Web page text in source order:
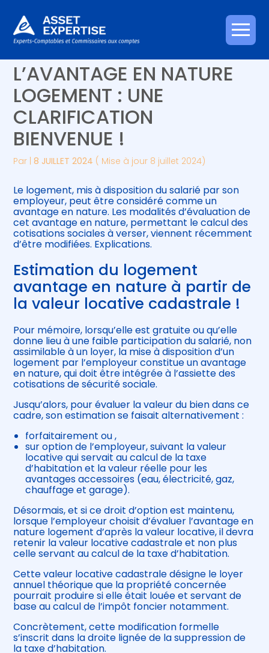
Aller
au
Créer et reprendre une activité
Gérer votre quotidien
Piloter votre entreprise
Développer votre entreprise
Construire votre patrimoine
Être prêt pour la facturation
électronique
Piloter votre gestion
Suivre votre comptabilité
Gérer vos ressources humaines
ESTIMATION DE
L’AVANTAGE EN NATURE
LOGEMENT : UNE
CLARIFICATION
BIENVENUE !
Par |8 JUILLET 2024 ( Mise à jour 8 juillet 2024)
Le logement, mis à disposition du salarié par son
employeur, peut être considéré comme un
avantage en nature. Les modalités d’évaluation de
cet avantage en nature, permettant le calcul des
cotisations sociales à verser, viennent récemment
d’être modifiées. Explications.
Estimation du logement
avantage en nature à partir de
la valeur locative cadastrale !
Pour mémoire, lorsqu’elle est gratuite ou qu’elle
donne lieu à une faible participation du salarié, non
assimilable à un loyer, la mise à disposition d’un
logement par l’employeur constitue un avantage
en nature, qui doit être intégrée à l’assiette des
cotisations de sécurité sociale.
Jusqu’alors, pour évaluer la valeur du bien dans ce
cadre, son estimation se faisait alternativement :
forfaitairement ou ,
sur option de l’employeur, suivant la valeur
locative qui servait au calcul de la taxe
d’habitation et la valeur réelle pour les
avantages accessoires (eau, électricité, gaz,
chauffage et garage).
Désormais, et si ce droit d’option est maintenu,
lorsque l’employeur choisit d’évaluer l’avantage en
nature logement d’après la valeur locative, il devra
retenir la valeur locative cadastrale et non plus
celle servant au calcul de la taxe d’habitation.
Cette valeur locative cadastrale désigne le loyer
annuel théorique que la propriété concernée
pourrait produire si elle était louée et servant de
base au calcul de l’impôt foncier notamment.
Concrètement, cette modification formelle
s’inscrit dans la droite lignée de la suppression de
la taxe d’habitation.